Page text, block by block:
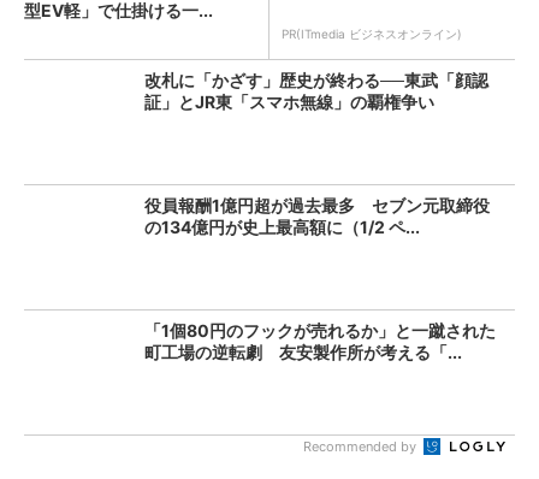
型EV軽」で仕掛ける一...
PR(ITmedia ビジネスオンライン)
改札に「かざす」歴史が終わる──東武「顔認
証」とJR東「スマホ無線」の覇権争い
役員報酬1億円超が過去最多 セブン元取締役
の134億円が史上最高額に（1/2 ペ...
「1個80円のフックが売れるか」と一蹴された
町工場の逆転劇 友安製作所が考える「...
Recommended by